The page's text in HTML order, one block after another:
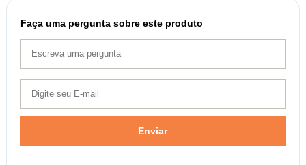
Faça uma pergunta sobre este produto
Enviar